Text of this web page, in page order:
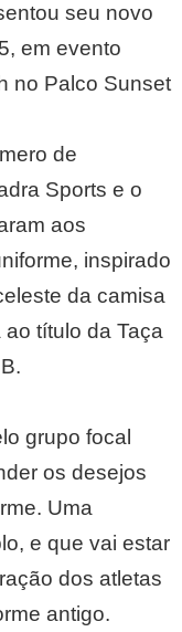
seu novo
em evento
no Palco Sunset
de
Sports e o
aos
inspirado
da camisa
título da Taça
grupo focal
os desejos
Uma
e que vai estar
dos atletas
antigo.